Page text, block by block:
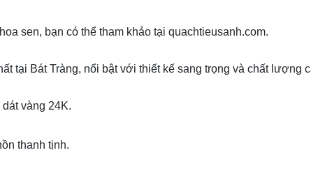
sen, bạn có thể tham khảo tại quachtieusanh.com.
tại Bát Tràng, nổi bật với thiết kế sang trọng và chất lượng
vàng 24K.
thanh tịnh.